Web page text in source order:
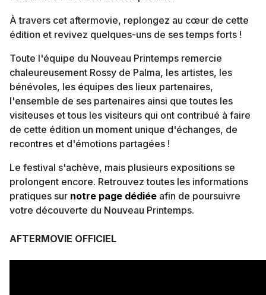
À travers cet aftermovie, replongez au cœur de cette
édition et revivez quelques-uns de ses temps forts !
Toute l'équipe du Nouveau Printemps remercie
chaleureusement Rossy de Palma, les artistes, les
bénévoles, les équipes des lieux partenaires,
l'ensemble de ses partenaires ainsi que toutes les
visiteuses et tous les visiteurs qui ont contribué à faire
de cette édition un moment unique d'échanges, de
recontres et d'émotions partagées !
Le festival s'achève, mais plusieurs expositions se
prolongent encore. Retrouvez toutes les informations
pratiques sur notre page dédiée afin de poursuivre
votre découverte du Nouveau Printemps.
AFTERMOVIE OFFICIEL